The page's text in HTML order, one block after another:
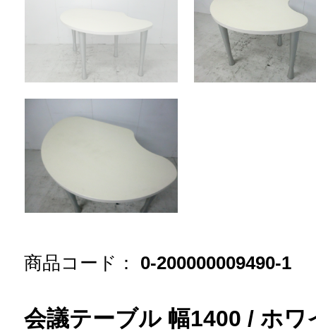
商品コード： 0-200000009490-1
会議テーブル 幅1400 / ホワ